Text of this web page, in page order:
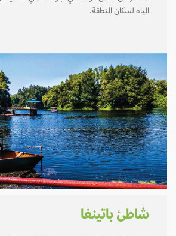
المياه لسكان المنطقة.
شاطئ باتينغا